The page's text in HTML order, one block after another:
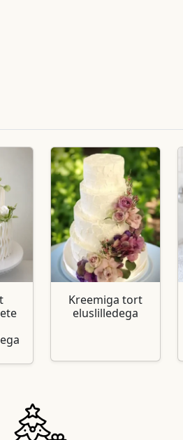
Kreemiga tort
eluslilledega